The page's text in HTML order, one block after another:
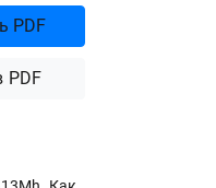
PDF
PDF